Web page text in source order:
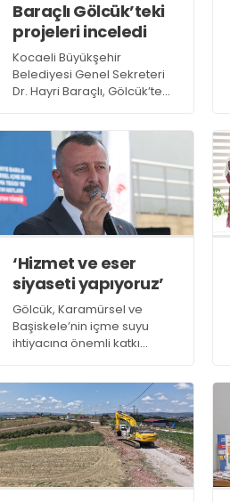
Baraçlı Gölcük’teki
projeleri inceledi
Kocaeli Büyükşehir
Belediyesi Genel Sekreteri
Dr. Hayri Baraçlı, Gölcük’te
inceleyerek çalışmaların
son durumunu
değerlendirdi
‘Hizmet ve eser
siyaseti yapıyoruz’
Gölcük, Karamürsel ve
Başiskele’nin içme suyu
ihtiyacına önemli katkı
Arıtma Tesisi ve İletim
Hatları” projesinin tanıtım
töreninde konuşan
Büyükşehir Belediye
Başkanı Tahir Büyükakın,
“Hizmet ve eser siyaseti